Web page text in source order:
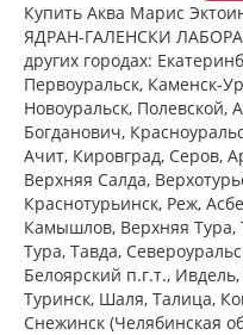
Купить Аква Марис
ЯДРАН-ГАЛЕНСКИ
других городах:
Первоуральск, Каменск-
Новоуральск, Полевской,
Богданович,
Ачит, Кировград, Серов,
Верхняя Салда,
Краснотурьинск, Реж,
Камышлов, Верхняя Тура,
Тура, Тавда,
Белоярский п.г.т.,
Туринск, Шаля, Талица,
Снежинск (Челябинская